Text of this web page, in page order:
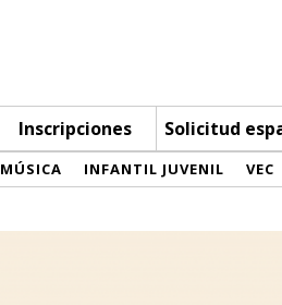
Inscripciones Solicitud
MÚSICA INFANTIL JUVENIL VEC